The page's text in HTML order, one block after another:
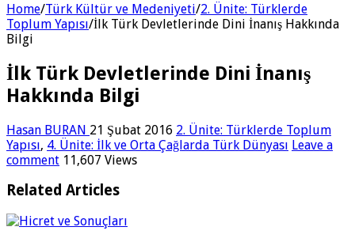
Home/Türk Kültür ve Medeniyeti/2. Ünite: Türklerde
Toplum Yapısı/İlk Türk Devletlerinde Dini İnanış Hakkında
Bilgi
İlk Türk Devletlerinde Dini İnanış
Hakkında Bilgi
Hasan BURAN 21 Şubat 2016 2. Ünite: Türklerde Toplum
Yapısı, 4. Ünite: İlk ve Orta Çağlarda Türk Dünyası Leave a
comment 11,607 Views
Related Articles